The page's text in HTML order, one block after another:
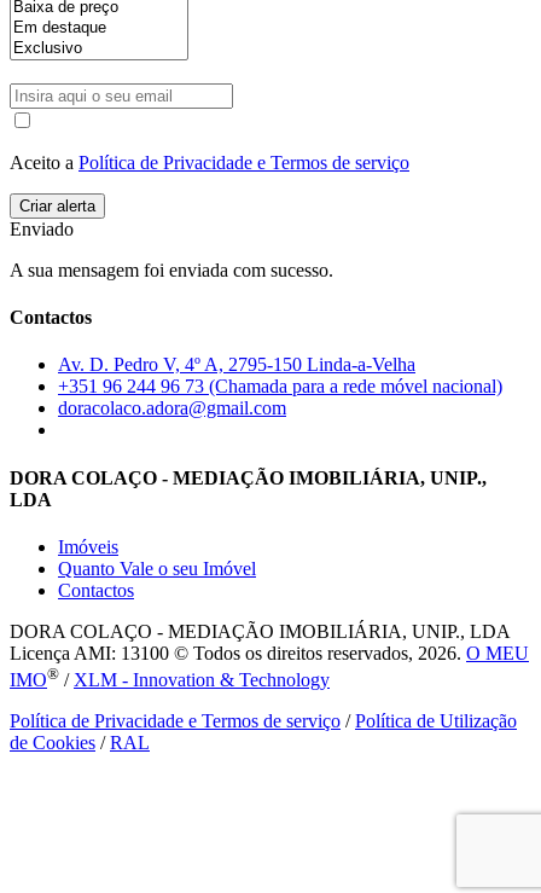
Aceito a Política de Privacidade e Termos de serviço
Enviado
A sua mensagem foi enviada com sucesso.
Contactos
Av. D. Pedro V, 4º A, 2795-150 Linda-a-Velha
+351 96 244 96 73 (Chamada para a rede móvel nacional)
doracolaco.adora@gmail.com
DORA COLAÇO - MEDIAÇÃO IMOBILIÁRIA, UNIP.,
LDA
Imóveis
Quanto Vale o seu Imóvel
Contactos
DORA COLAÇO - MEDIAÇÃO IMOBILIÁRIA, UNIP., LDA
Licença AMI: 13100 © Todos os direitos reservados, 2026. O MEU
IMO® / XLM - Innovation & Technology
Política de Privacidade e Termos de serviço /Política de Utilização
de Cookies /RAL